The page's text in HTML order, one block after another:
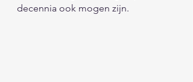
decennia ook mogen zijn.